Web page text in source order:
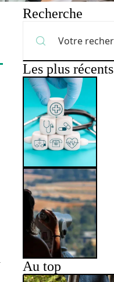
Recherche
Les plus récents
Au top